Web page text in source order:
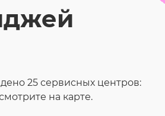
25 сервисных центров:
на карте.